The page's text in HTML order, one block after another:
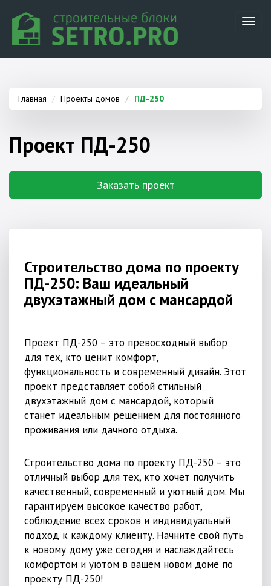
Главная Проекты домов ПД-250
Проект ПД-250
Заказать проект
Строительство дома по проекту
ПД-250: Ваш идеальный
двухэтажный дом с мансардой
Проект ПД-250 – это превосходный выбор
для тех, кто ценит комфорт,
функциональность и современный дизайн. Этот
проект представляет собой стильный
двухэтажный дом с мансардой, который
станет идеальным решением для постоянного
проживания или дачного отдыха.
Строительство дома по проекту ПД-250 – это
отличный выбор для тех, кто хочет получить
качественный, современный и уютный дом. Мы
гарантируем высокое качество работ,
соблюдение всех сроков и индивидуальный
подход к каждому клиенту. Начните свой путь
к новому дому уже сегодня и наслаждайтесь
комфортом и уютом в вашем новом доме по
проекту ПД-250!